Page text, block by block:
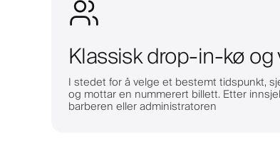
Klassisk drop-in-kø
I stedet for å velge et bestemt tidspunkt,
og mottar en nummerert billett. Etter
barberen eller administratoren